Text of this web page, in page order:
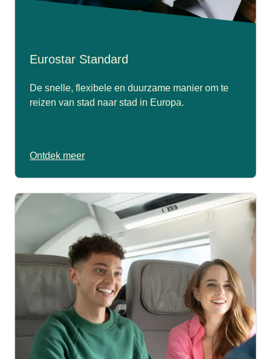
Eurostar Standard
De snelle, flexibele en duurzame manier om te
reizen van stad naar stad in Europa.
Ontdek meer